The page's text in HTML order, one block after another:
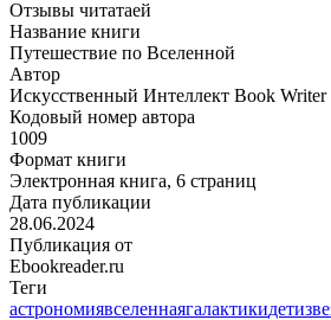
Отзывы читатаей
Название книги
Путешествие по Вселенной
Автор
Искусственный Интеллект Book Writer
Кодовый номер автора
1009
Формат книги
Электронная книга, 6 страниц
Дата публикации
28.06.2024
Публикация от
Ebookreader.ru
Теги
астрономиявселеннаягалактикидети